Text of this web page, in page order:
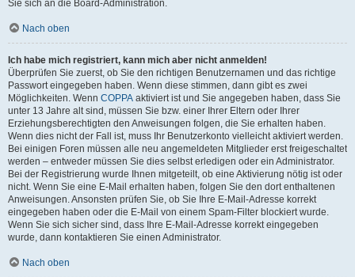
Sie sich an die Board-Administration.
Nach oben
Ich habe mich registriert, kann mich aber nicht anmelden!
Überprüfen Sie zuerst, ob Sie den richtigen Benutzernamen und das richtige
Passwort eingegeben haben. Wenn diese stimmen, dann gibt es zwei
Möglichkeiten. Wenn COPPA aktiviert ist und Sie angegeben haben, dass Sie
unter 13 Jahre alt sind, müssen Sie bzw. einer Ihrer Eltern oder Ihrer
Erziehungsberechtigten den Anweisungen folgen, die Sie erhalten haben.
Wenn dies nicht der Fall ist, muss Ihr Benutzerkonto vielleicht aktiviert werden.
Bei einigen Foren müssen alle neu angemeldeten Mitglieder erst freigeschaltet
werden – entweder müssen Sie dies selbst erledigen oder ein Administrator.
Bei der Registrierung wurde Ihnen mitgeteilt, ob eine Aktivierung nötig ist oder
nicht. Wenn Sie eine E-Mail erhalten haben, folgen Sie den dort enthaltenen
Anweisungen. Ansonsten prüfen Sie, ob Sie Ihre E-Mail-Adresse korrekt
eingegeben haben oder die E-Mail von einem Spam-Filter blockiert wurde.
Wenn Sie sich sicher sind, dass Ihre E-Mail-Adresse korrekt eingegeben
wurde, dann kontaktieren Sie einen Administrator.
Nach oben